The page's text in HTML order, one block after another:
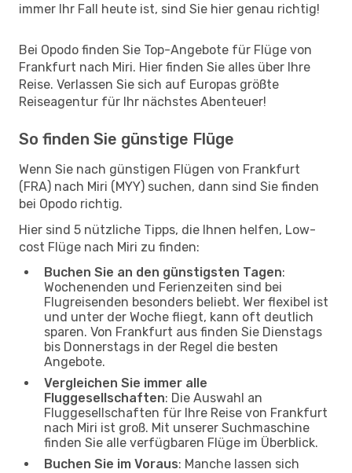
immer Ihr Fall heute ist, sind Sie hier genau richtig!
Bei Opodo finden Sie Top-Angebote für Flüge von
Frankfurt nach Miri. Hier finden Sie alles über Ihre
Reise. Verlassen Sie sich auf Europas größte
Reiseagentur für Ihr nächstes Abenteuer!
So finden Sie günstige Flüge
Wenn Sie nach günstigen Flügen von Frankfurt
(FRA) nach Miri (MYY) suchen, dann sind Sie finden
bei Opodo richtig.
Hier sind 5 nützliche Tipps, die Ihnen helfen, Low-
cost Flüge nach Miri zu finden:
Buchen Sie an den günstigsten Tagen:
Wochenenden und Ferienzeiten sind bei
Flugreisenden besonders beliebt. Wer flexibel ist
und unter der Woche fliegt, kann oft deutlich
sparen. Von Frankfurt aus finden Sie Dienstags
bis Donnerstags in der Regel die besten
Angebote.
Vergleichen Sie immer alle
Fluggesellschaften: Die Auswahl an
Fluggesellschaften für Ihre Reise von Frankfurt
nach Miri ist groß. Mit unserer Suchmaschine
finden Sie alle verfügbaren Flüge im Überblick.
Buchen Sie im Voraus: Manche lassen sich